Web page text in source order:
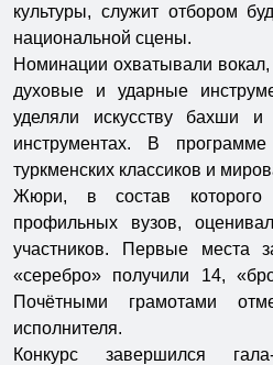
культуры, служит отбором
национальной сцены.
Номинации охватывали
духовые и ударные
уделяли искусству бахши
инструментах. В
туркменских классиков и
Жюри, в состав которого
профильных вузов,
участников. Первые места
«серебро» получили 14,
Почётными грамотами
исполнителя.
Конкурс завершился